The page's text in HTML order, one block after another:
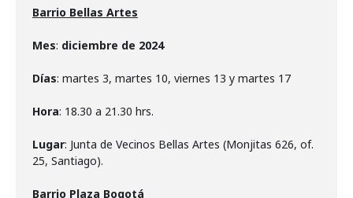
Barrio Bellas Artes
Mes: diciembre de 2024
Días: martes 3, martes 10, viernes 13 y martes 17
Hora: 18.30 a 21.30 hrs.
Lugar: Junta de Vecinos Bellas Artes (Monjitas 626, of.
25, Santiago).
Barrio Plaza Bogotá